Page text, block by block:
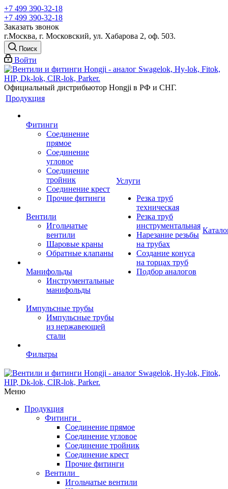
+7 499 390-32-18
+7 499 390-32-18
Заказать звонок
г.Москва, г. Московский, ул. Хабарова 2, оф. 503.
Поиск
Войти
Официальный дистрибьютор Hongji в РФ и СНГ.
Продукция
Фитинги
Соединение
прямое
Соединение
угловое
Соединение
тройник
Соединение крест
Прочие фитинги
Вентили
Игольчатые
вентили
Шаровые краны
Обратные клапаны
Манифольды
Инструментальные
манифольды
Импульсные трубы
Импульсные трубы
из нержавеющей
стали
Фильтры
Услуги
Резка труб
техническая
Резка труб
инструментальная
Нарезание резьбы
на трубах
Создание конуса
на торцах труб
Подбор аналогов
Меню
Продукция
Фитинги
Соединение прямое
Соединение угловое
Соединение тройник
Соединение крест
Прочие фитинги
Вентили
Игольчатые вентили